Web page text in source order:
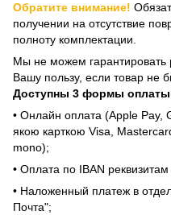
Обратите внимание!
получении на отсутствие
полноту комплектации.
Мы не можем гарантировать
Вашу пользу, если товар не
Доступны 3 формы
• Онлайн оплата (Apple Pay,
якою карткою Visa,
mono);
• Оплата по IBAN
• Наложенный платеж в
Почта";